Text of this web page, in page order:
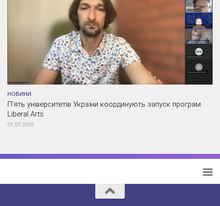
НОВИНИ
П’ять університетів України координують запуск програм
Liberal Arts
01.07.2026